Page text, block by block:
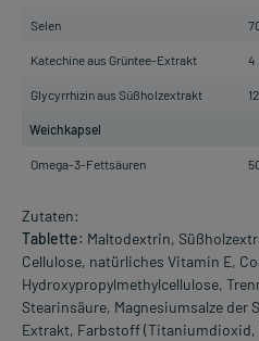
Selen
Katechine aus Grüntee-Extrakt 4
Glycyrrhizin aus Süßholzextrakt
Weichkapsel
Omega-3-Fettsäuren
Zutaten:
Tablette: Maltodextrin,
Cellulose, natürliches Vitamin E,
Hydroxypropylmethylcellulose,
Stearinsäure, Magnesiumsalze der
Extrakt, Farbstoff (Titaniumdioxid,